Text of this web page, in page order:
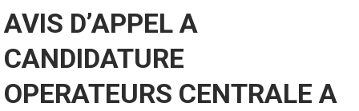
AVIS D’APPEL A
CANDIDATURE
OPERATEURS CENTRALE A